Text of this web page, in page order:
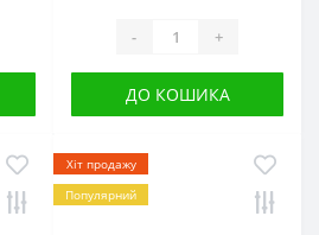
- +
ДО КОШИКА
Хіт продажу
Популярний